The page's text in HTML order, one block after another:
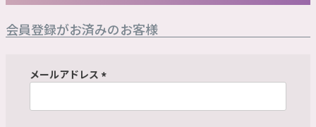
会員登録がお済みのお客様
メールアドレス
必